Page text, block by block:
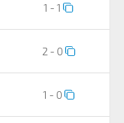
1 - 1
2 - 0
1 - 0